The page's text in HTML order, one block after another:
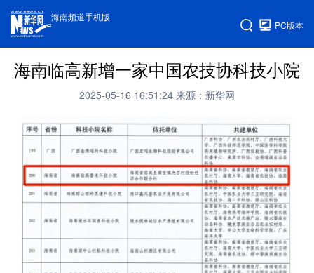
海南频道手机版
PC版本
海南临高新增一家中国农技协科技小院
2025-05-16 16:51:24 来源：新华网